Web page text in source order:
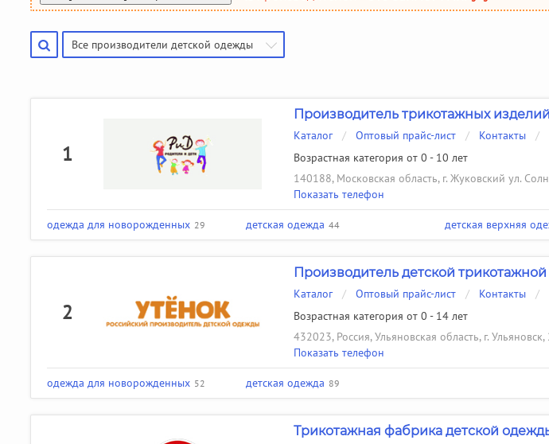
Производители галстуков, ремней, подтяжек(18)
Найти производителя
Все производители детской одежды
1
Производитель трикотажных
Каталог / Оптовый прайс-лист / Контакты /
Возрастная категория от 0 - 10 лет
140188, Московская область, г. Жуковский ул.
Показать телефон
одежда для новорожденных 29 детская одежда 44 детская верхняя
2
Производитель детской
Каталог / Оптовый прайс-лист / Контакты /
Возрастная категория от 0 - 14 лет
432023, Россия, Ульяновская область, г.
Показать телефон
одежда для новорожденных 52 детская одежда 89
Трикотажная фабрика детской